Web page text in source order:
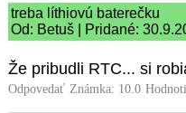
treba líthiovú baterečku
Od: Betuš | Pridané:
Že pribudli RTC... si
Odpovedať Známka: 10.0